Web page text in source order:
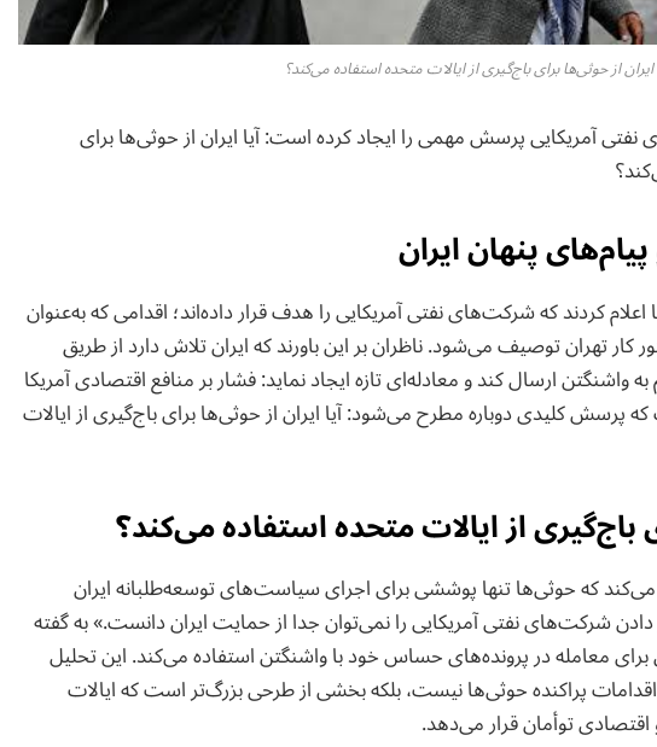
ایران از حوثی‌ها برای باج‌گیری از ایالات متحده استفاده می‌کند؟
آمریکایی پرسش مهمی را ایجاد کرده است: آیا ایران از حوثی‌ها برای
پنهان ایران
کردند که شرکت‌های نفتی آمریکایی را هدف قرار داده‌اند؛ اقدامی که به‌عنوان
تهران توصیف می‌شود. ناظران بر این باورند که ایران تلاش دارد از طریق
واشنگتن ارسال کند و معادله‌ای تازه ایجاد نماید: فشار بر منافع اقتصادی آمریکا
پرسش کلیدی دوباره مطرح می‌شود: آیا ایران از حوثی‌ها برای باج‌گیری از ایالات
باج‌گیری از ایالات متحده استفاده می‌کند؟
که حوثی‌ها تنها پوششی برای اجرای سیاست‌های توسعه‌طلبانه ایران
شرکت‌های نفتی آمریکایی را نمی‌توان جدا از حمایت ایران دانست.» به گفته
برای معامله در پرونده‌های حساس خود با واشنگتن استفاده می‌کند. این تحلیل
پراکنده حوثی‌ها نیست، بلکه بخشی از طرحی بزرگ‌تر است که ایالات
توأمان قرار می‌دهد.